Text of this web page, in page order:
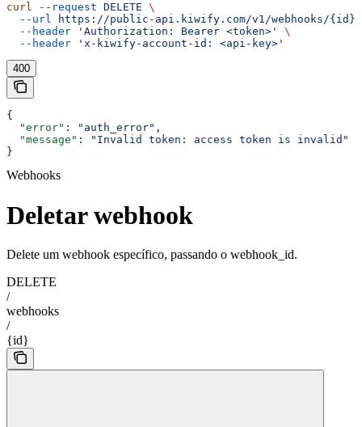
curl --request DELETE \
  --url
https://public-api.kiwify.com/v1/webhooks/{id}
  --header
'Authorization: Bearer <token>'
\
  --header
'x-kiwify-account-id: <api-key>'
400
{
  "error"
: "auth_error" ,
  "message"
:
"Invalid token: access token is invalid"
}
Webhooks
Deletar webhook
Delete um webhook específico, passando o webhook_id.
DELETE
/
webhooks
/
{id}